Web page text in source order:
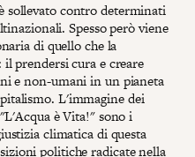
sollevato contro determinati
Spesso però viene
di quello che la
prendersi cura e creare
e non-umani in un pianeta
L'immagine dei
è Vita!" sono i
climatica di questa
politiche radicate nella